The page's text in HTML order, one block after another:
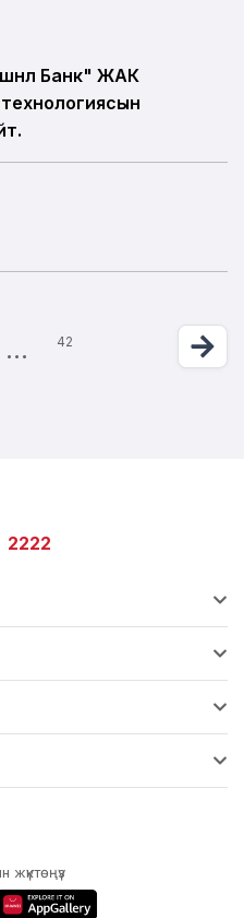
Банк" ЖАК
технологиясын
бет
… More
42
2222